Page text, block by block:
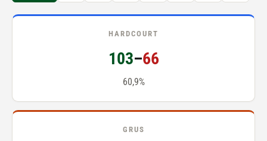
HARDCOURT
103–66
60,9%
GRUS